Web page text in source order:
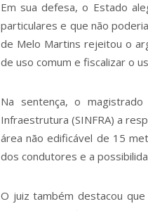
Em sua defesa, o Estado
particulares e que não
de Melo Martins rejeitou o
de uso comum e fiscalizar o
Na sentença, o
Infraestrutura (SINFRA) a
área não edificável de 15
dos condutores e a
O juiz também destacou